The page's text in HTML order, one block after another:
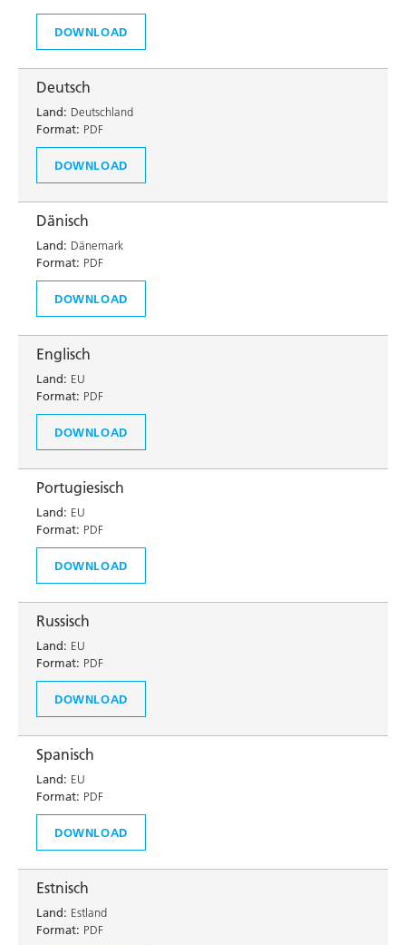
DOWNLOAD
Deutsch
Land: Deutschland
Format: PDF
DOWNLOAD
Dänisch
Land: Dänemark
Format: PDF
DOWNLOAD
Englisch
Land: EU
Format: PDF
DOWNLOAD
Portugiesisch
Land: EU
Format: PDF
DOWNLOAD
Russisch
Land: EU
Format: PDF
DOWNLOAD
Spanisch
Land: EU
Format: PDF
DOWNLOAD
Estnisch
Land: Estland
Format: PDF